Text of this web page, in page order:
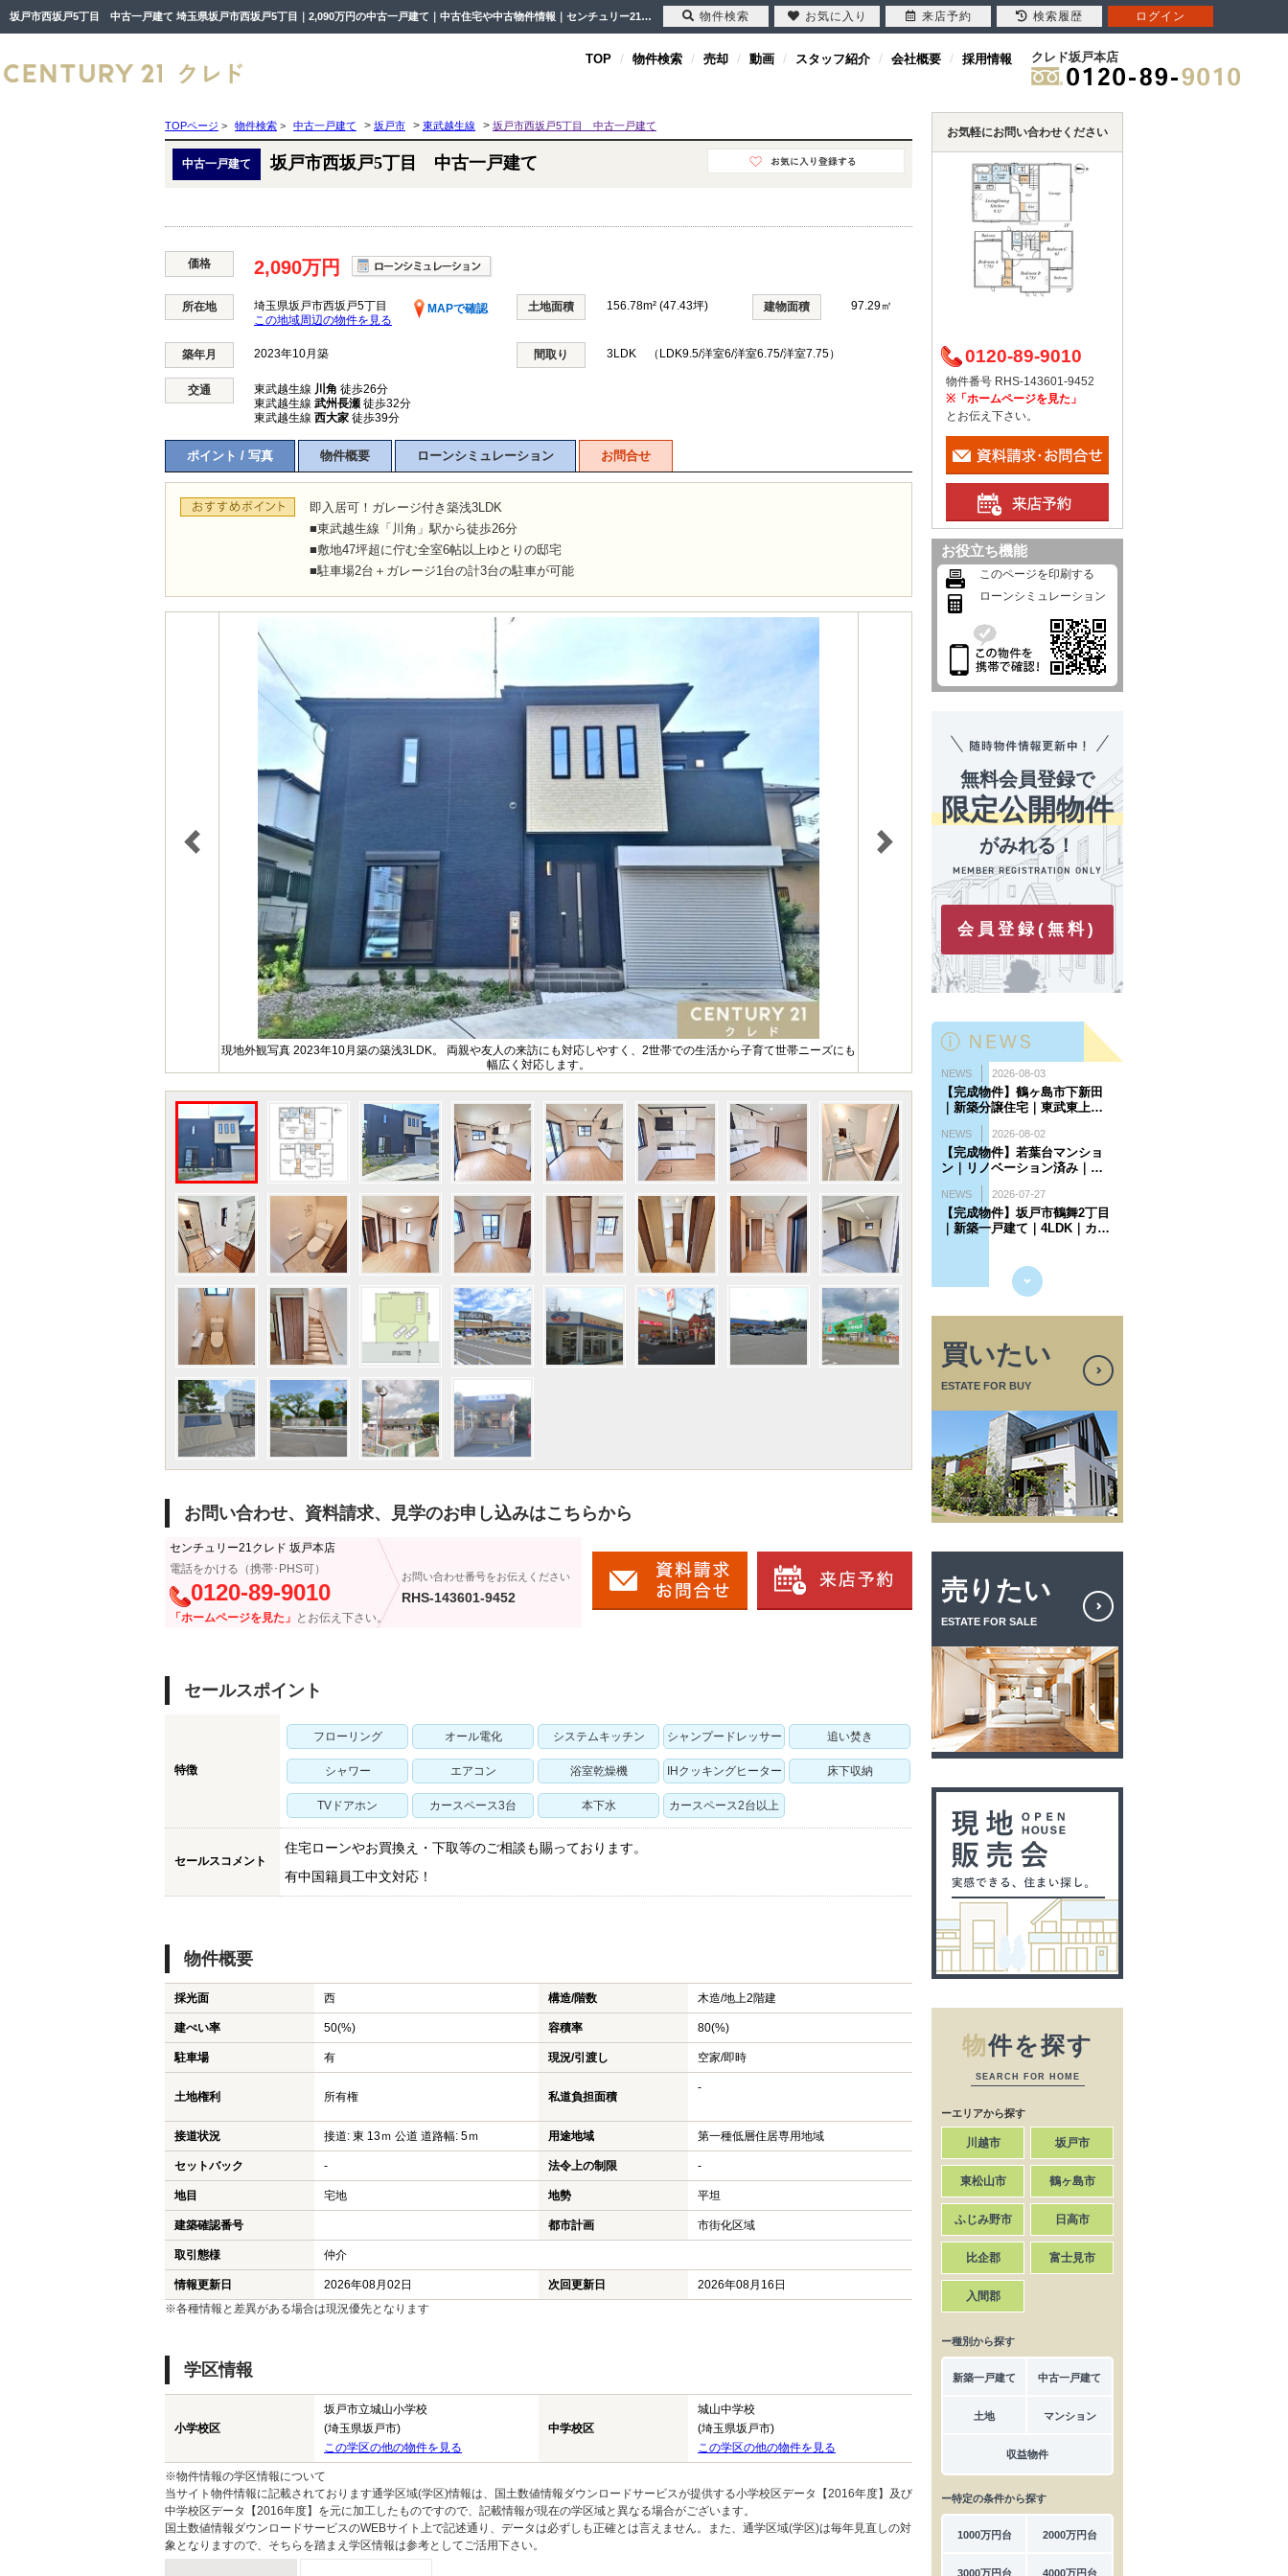
坂戸市西坂戸5丁目 中古一戸建て 埼玉県坂戸市西坂戸5丁目｜2,090万円の中古一戸建て｜中古住宅や中古物件情報｜センチュリー21クレド
TOP 物件検索 売却 動画 スタッフ紹介 会社概要 採用情報 クレド坂戸本店
TOPページ > 物件検索 > 中古一戸建て > 坂戸市 > 東武越生線 > 坂戸市西坂戸5丁目 中古一戸建て
中古一戸建て 坂戸市西坂戸5丁目 中古一戸建て
価格 2,090万円
所在地 埼玉県坂戸市西坂戸5丁目
MAPで確認
この地域周辺の物件を見る
土地面積 156.78m² (47.43坪) 建物面積 97.29㎡
築年月 2023年10月築 間取り 3LDK （LDK9.5/洋室6/洋室6.75/洋室7.75）
交通 東武越生線 川角 徒歩26分
東武越生線 武州長瀬 徒歩32分
東武越生線 西大家 徒歩39分
ポイント / 写真 物件概要 ローンシミュレーション お問合せ
即入居可！ガレージ付き築浅3LDK
■東武越生線「川角」駅から徒歩26分
■敷地47坪超に佇む全室6帖以上ゆとりの邸宅
■駐車場2台＋ガレージ1台の計3台の駐車が可能
現地外観写真 2023年10月築の築浅3LDK。 両親や友人の来訪にも対応しやすく、2世帯での生活から子育て世帯ニーズにも
幅広く対応します。
お問い合わせ、資料請求、見学のお申し込みはこちらから
センチュリー21クレド 坂戸本店
電話をかける（携帯･PHS可）
0120-89-9010
「ホームページを見た」 とお伝え下さい。
お問い合わせ番号をお伝えください
RHS-143601-9452
セールスポイント
特徴
フローリング オール電化 システムキッチン シャンプードレッサー 追い焚き
シャワー エアコン 浴室乾燥機 IHクッキングヒーター 床下収納
TVドアホン カースペース3台 本下水 カースペース2台以上
セールスコメント
住宅ローンやお買換え・下取等のご相談も賜っております。
有中国籍員工中文対応！
物件概要
採光面 西 構造/階数 木造/地上2階建
建ぺい率 50(%) 容積率 80(%)
駐車場 有 現況/引渡し 空家/即時
土地権利 所有権 私道負担面積
-
接道状況 接道: 東 13ｍ 公道 道路幅: 5ｍ 用途地域 第一種低層住居専用地域
セットバック - 法令上の制限 -
地目 宅地 地勢 平坦
建築確認番号 都市計画 市街化区域
取引態様 仲介
情報更新日 2026年08月02日 次回更新日
2026年08月16日
※各種情報と差異がある場合は現況優先となります
学区情報
小学校区
坂戸市立城山小学校
(埼玉県坂戸市)
この学区の他の物件を見る
中学校区
城山中学校
(埼玉県坂戸市)
この学区の他の物件を見る
※物件情報の学区情報について
当サイト物件情報に記載されております通学区域(学区)情報は、国土数値情報ダウンロードサービスが提供する小学校区データ【2016年度】及び
中学校区データ【2016年度】を元に加工したものですので、記載情報が現在の学区域と異なる場合がございます。
国土数値情報ダウンロードサービスのWEBサイト上で記述通り、データは必ずしも正確とは言えません。また、通学区域(学区)は毎年見直しの対
象となりますので、そちらを踏まえ学区情報は参考としてご活用下さい。
お気軽にお問い合わせください
0120-89-9010
物件番号 RHS-143601-9452
※「ホームページを見た」
とお伝え下さい。
お役立ち機能
このページを印刷する
ローンシミュレーション
無料会員登録で
限定公開物件
がみれる！
会員登録(無料)
買いたい
ESTATE FOR BUY
売りたい
ESTATE FOR SALE
物件を探す
SEARCH FOR HOME
ーエリアから探す
川越市 坂戸市
東松山市 鶴ヶ島市
ふじみ野市 日高市
比企郡 富士見市
入間郡
ー種別から探す
新築一戸建て 中古一戸建て
土地 マンション
収益物件
ー特定の条件から探す
1000万円台 2000万円台
3000万円台 4000万円台
物件検索 お気に入り 来店予約 検索履歴 ログイン